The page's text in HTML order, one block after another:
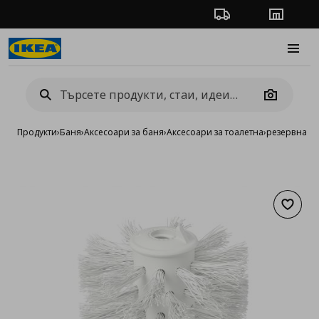
Проследяване на
Camera
Продукти›Баня›Аксесоари за баня›Аксесоари за тоалетна›резервна